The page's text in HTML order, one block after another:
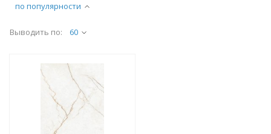
по популярности
Выводить по: 60